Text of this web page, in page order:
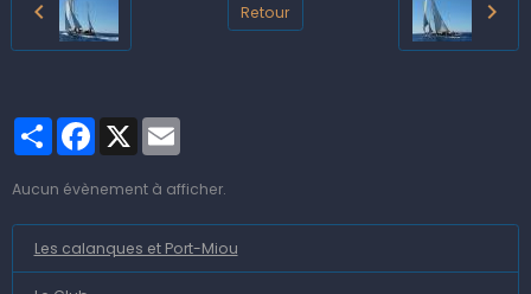
Retour
PartagerFacebook
X
Aucun évènement à afficher.
Les calanques et Port-Miou